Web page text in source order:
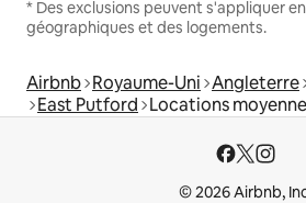
* Des exclusions peuvent s'appliquer
géographiques et des logements.
Airbnb Royaume-Uni Angleterre
East Putford Locations
© 2026 Airbnb,